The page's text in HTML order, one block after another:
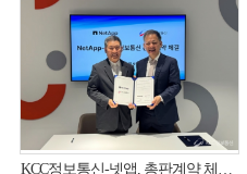
KCC정보통신-넷앱, 총판계약 체결…국내 AI 데이터 인프라시장 공략